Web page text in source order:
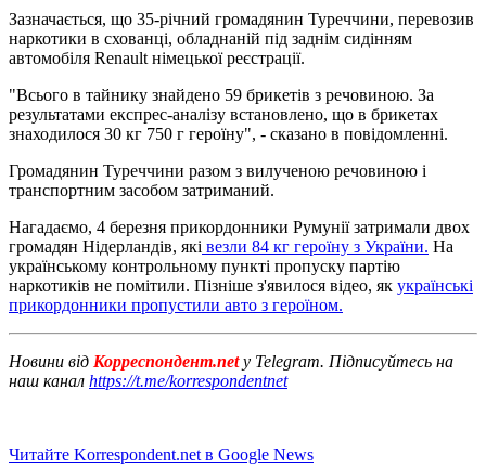
Зазначається, що 35-річний громадянин Туреччини, перевозив
наркотики в схованці, обладнаній під заднім сидінням
автомобіля Renault німецької реєстрації.
"Всього в тайнику знайдено 59 брикетів з речовиною. За
результатами експрес-аналізу встановлено, що в брикетах
знаходилося 30 кг 750 г героїну", - сказано в повідомленні.
Громадянин Туреччини разом з вилученою речовиною і
транспортним засобом затриманий.
Нагадаємо, 4 березня прикордонники Румунії затримали двох
громадян Нідерландів, які везли 84 кг героїну з України. На
українському контрольному пункті пропуску партію
наркотиків не помітили. Пізніше з'явилося відео, як українські
прикордонники пропустили авто з героїном.
Новини від Корреспондент.netу Telegram. Підписуйтесь на
наш канал https://t.me/korrespondentnet
Читайте Korrespondent.net в Google News